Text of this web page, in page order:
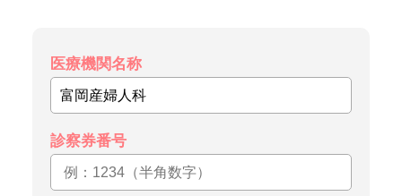
医療機関名称
診察券番号